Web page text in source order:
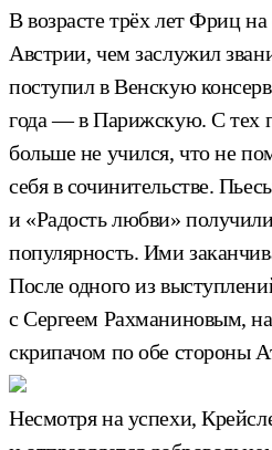
В возрасте трёх лет Фриц
Австрии, чем заслужил
поступил в Венскую
года — в Парижскую. С тех
больше не учился, что не
себя в сочинительстве.
и «Радость любви»
популярность. Ими
После одного из
с Сергеем Рахманиновым,
скрипачом по обе стороны
Несмотря на успехи,